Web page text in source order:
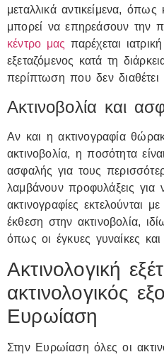
μεταλλικά αντικείμενα,
μπορεί να επηρεάσουν την
κέντρο μας παρέχεται
εξεταζόμενος κατά τη
περίπτωση που δεν διαθέτει
Ακτινοβολία και
Αν και η ακτινογραφία
ακτινοβολία, η ποσότητα
ασφαλής για τους
λαμβάνουν προφυλάξεις για
ακτινογραφίες εκτελούνται
έκθεση στην ακτινοβολία,
όπως οι έγκυες γυναίκες και
Ακτινολογική
ακτινολογικός
Ευρωίαση
Στην Ευρωίαση όλες οι